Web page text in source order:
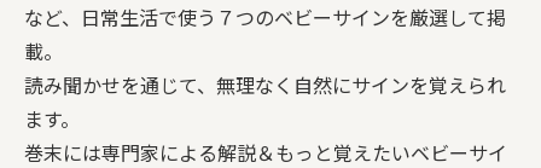
など、日常生活で使う７つのベビーサインを厳選して掲
載。
読み聞かせを通じて、無理なく自然にサインを覚えられ
ます。
巻末には専門家による解説＆もっと覚えたいベビーサイ